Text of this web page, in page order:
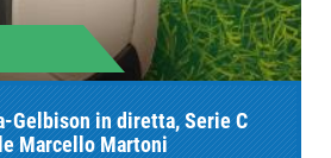
Gelbison in diretta, Serie C
Marcello Martoni